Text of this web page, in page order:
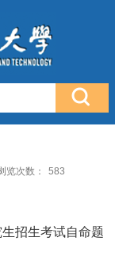
览次数： 583
招生考试自命题